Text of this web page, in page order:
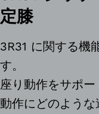
定膝
3R31 に関する機
す。
座り動作をサポ
動作にどのような